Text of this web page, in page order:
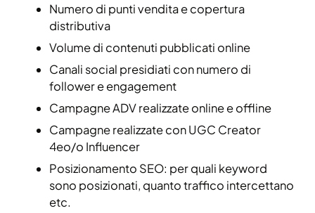
Numero di punti vendita e copertura
distributiva
Volume di contenuti pubblicati online
Canali social presidiati con numero di
follower e engagement
Campagne ADV realizzate online e offline
Campagne realizzate con UGC Creator
4eo/o Influencer
Posizionamento SEO: per quali keyword
sono posizionati, quanto traffico intercettano
etc.